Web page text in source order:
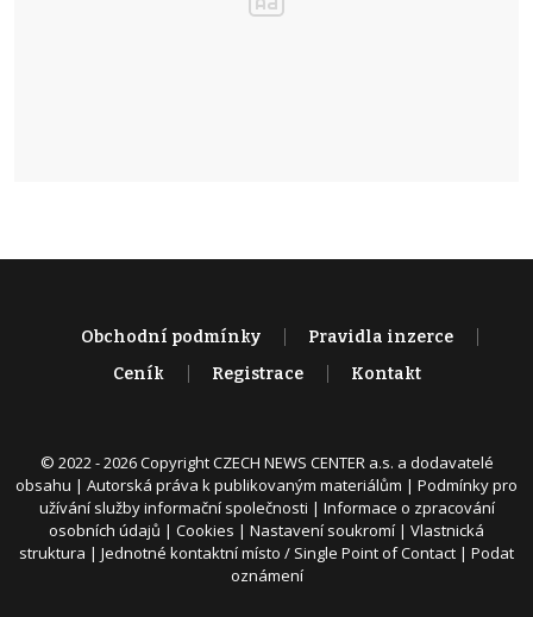
Obchodní podmínky
Pravidla inzerce
Ceník
Registrace Kontakt
© 2022 - 2026 Copyright CZECH NEWS CENTER a.s. a dodavatelé
obsahu | Autorská práva k publikovaným materiálům | Podmínky pro
užívání služby informační společnosti | Informace o zpracování
osobních údajů | Cookies | Nastavení soukromí | Vlastnická
struktura | Jednotné kontaktní místo / Single Point of Contact | Podat
oznámení